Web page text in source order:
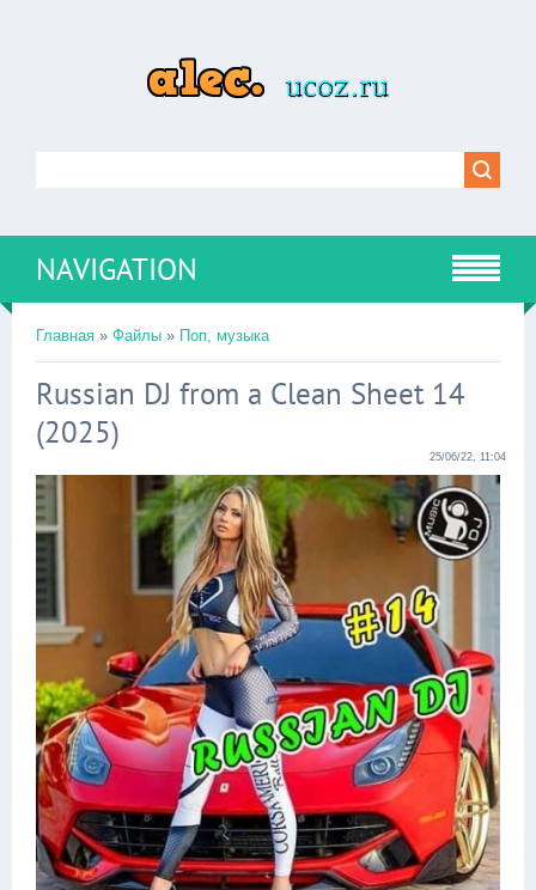
NAVIGATION
Главная » Файлы » Поп, музыка
Russian DJ from a Clean Sheet 14
(2025)
25/06/22, 11:04